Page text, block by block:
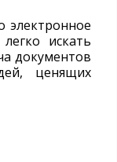
электронное
искать
документов
ценящих